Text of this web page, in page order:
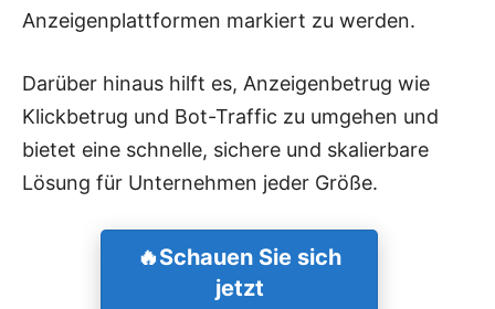
Anzeigenplattformen markiert zu werden.
Darüber hinaus hilft es, Anzeigenbetrug wie
Klickbetrug und Bot-Traffic zu umgehen und
bietet eine schnelle, sichere und skalierbare
Lösung für Unternehmen jeder Größe.
🔥Schauen Sie sich
jetzt